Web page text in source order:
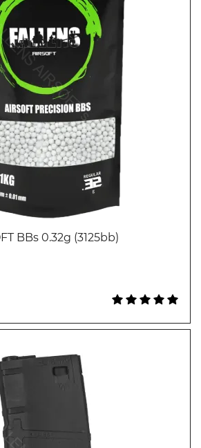
BBs 0.32g (3125bb)